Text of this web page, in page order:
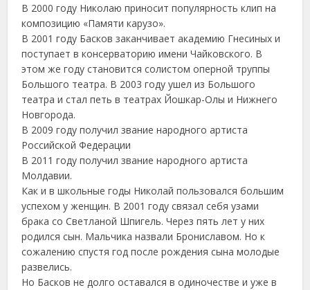
В 2000 году Николаю приносит популярность клип на
композицию «Памяти карузо».
В 2001 году Басков заканчивает академию Гнесиных и
поступает в консерваторию имени Чайковского. В
этом же году становится солистом оперной труппы
Большого театра. В 2003 году ушел из Большого
театра и стал петь в театрах Йошкар-Олы и Нижнего
Новгорода.
В 2009 году получил звание народного артиста
Российской Федерации
В 2011 году получил звание народного артиста
Молдавии.
Как и в школьные годы Николай пользовался большим
успехом у женщин. В 2001 году связал себя узами
брака со Светланой Шпигель. Через пять лет у них
родился сын. Мальчика назвали Брониславом. Но к
сожалению спустя год после рождения сына молодые
развелись.
Но Басков не долго оставался в одиночестве и уже в